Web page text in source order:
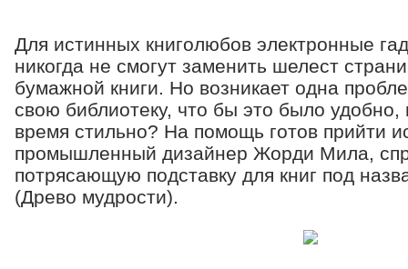
Для истинных книголюбов электронные
никогда не смогут заменить шелест
бумажной книги. Но возникает одна
свою библиотеку, что бы это было удобно,
время стильно? На помощь готов прийти
промышленный дизайнер Жорди Мила,
потрясающую подставку для книг под
(Древо мудрости).